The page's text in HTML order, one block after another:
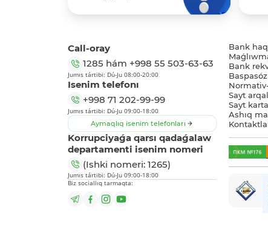
Call-oray
1285 hám +998 55 503-63-63
Jumıs tártibi: Dú-Ju 08:00-20:00
Isenim telefonı
+998 71 202-99-99
Jumıs tártibi: Dú-Ju 09:00-18:00
Aymaqlıq isenim telefonları
Korrupciyaǵa qarsı qadaǵalaw
departamenti isenim nomeri
(Ishki nomeri: 1265)
Jumıs tártibi: Dú-Ju 09:00-18:00
Biz sociallıq tarmaqta:
Bank
Bank
Baspasóz
Sayt
Sayt
Ashıq